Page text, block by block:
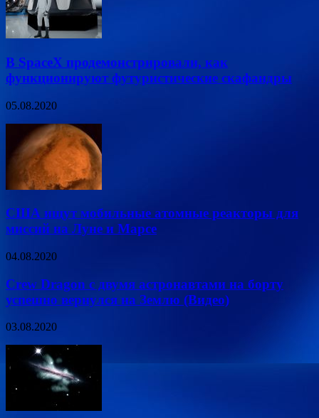
В SpaceX продемонстрировали, как
функционируют футуристические скафандры
05.08.2020
США ищут мобильные атомные реакторы для
миссий на Луне и Марсе
04.08.2020
Crew Dragon с двумя астронавтами на борту
успешно вернулся на Землю (Видео)
03.08.2020